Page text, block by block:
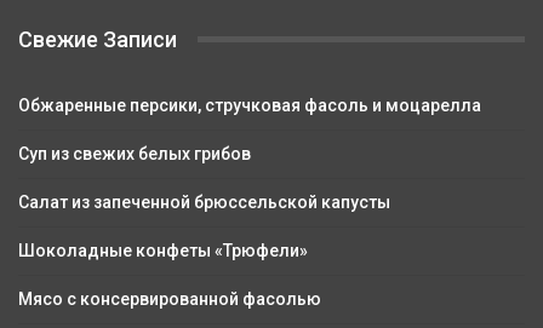
Свежие Записи
Обжаренные персики, стручковая фасоль и моцарелла
Суп из свежих белых грибов
Салат из запеченной брюссельской капусты
Шоколадные конфеты «Трюфели»
Мясо с консервированной фасолью